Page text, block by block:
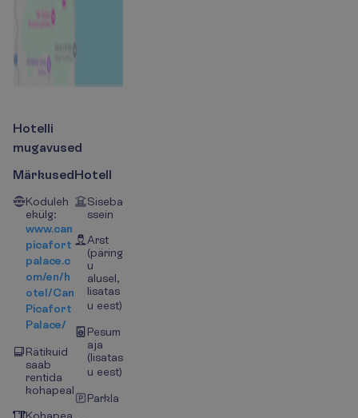
Hotelli
mugavused
Märkused
Koduleh
ekülg:
www.can
picafort
palace.c
om/en/h
otel/Can
Picafort
Palace/
Rätikuid
saab
rentida
kohapeal
Kohapea
Hotell
Siseba
ssein
Arst
(päring
u
alusel,
lisatas
u eest)
Pesum
aja
(lisatas
u eest)
Parkla